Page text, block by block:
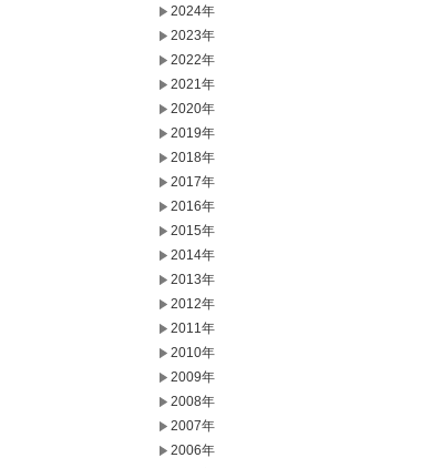
2024年
2023年
2022年
2021年
2020年
2019年
2018年
2017年
2016年
2015年
2014年
2013年
2012年
2011年
2010年
2009年
2008年
2007年
2006年